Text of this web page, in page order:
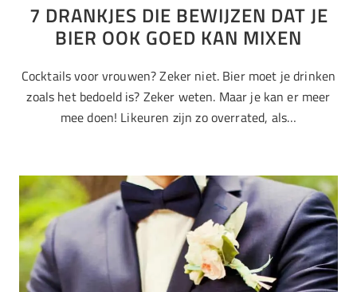
7 DRANKJES DIE BEWIJZEN DAT JE
BIER OOK GOED KAN MIXEN
Cocktails voor vrouwen? Zeker niet. Bier moet je drinken
zoals het bedoeld is? Zeker weten. Maar je kan er meer
mee doen! Likeuren zijn zo overrated, als…